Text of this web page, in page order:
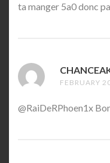
ta manger 5a0 donc
FEBRUARY
@RaiDeRPhoen1x